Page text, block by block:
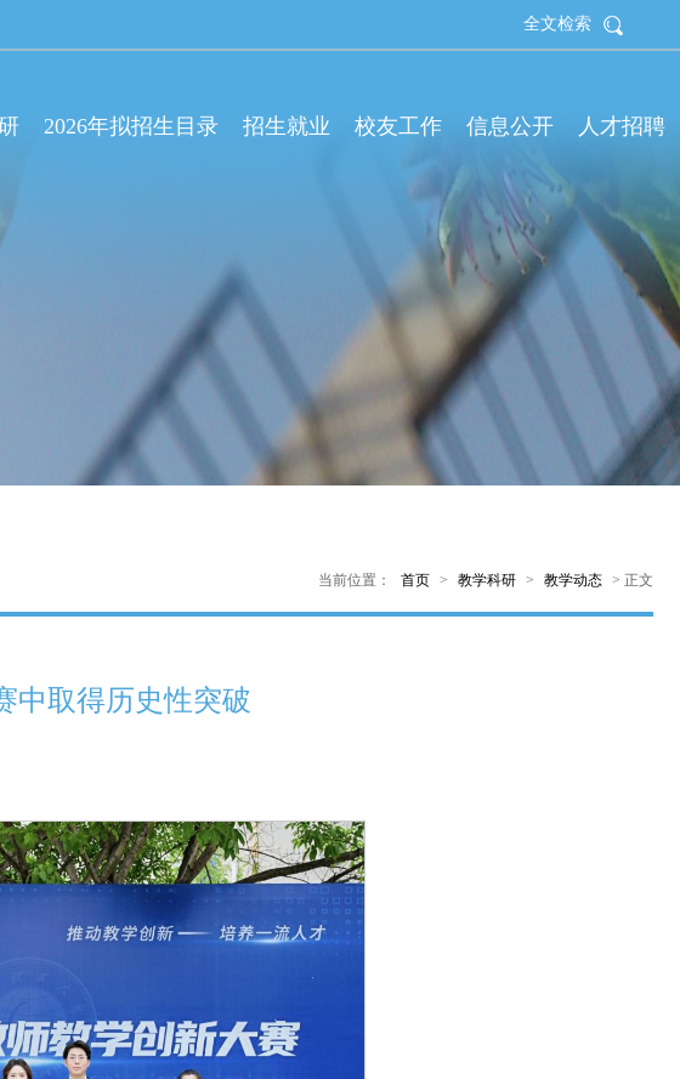
全文检索
2026年拟招生目录 招生就业 校友工作 信息公开 人才招聘
当前位置： 首页 > 教学科研 > 教学动态 > 正文
中取得历史性突破